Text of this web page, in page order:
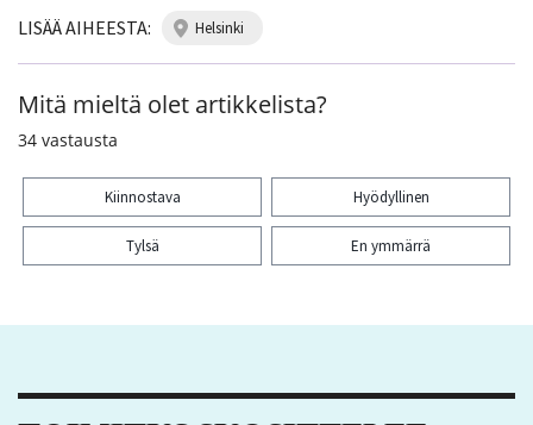
LISÄÄ AIHEESTA: helsinki
Mitä mieltä olet artikkelista?
34 vastausta
Kiinnostava Hyödyllinen
Tylsä En ymmärrä